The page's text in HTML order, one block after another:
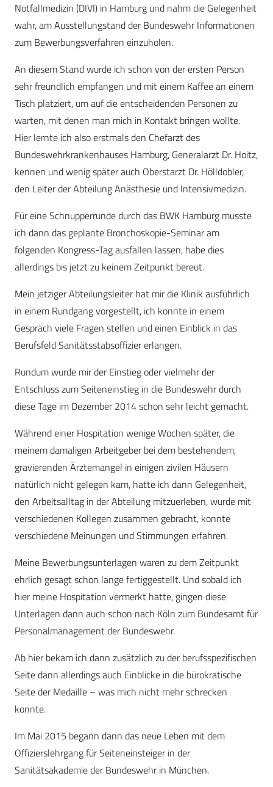
Notfallmedizin (DIVI) in Hamburg und nahm die Gelegenheit
wahr, am Ausstellungstand der Bundeswehr Informationen
zum Bewerbungsverfahren einzuholen.
An diesem Stand wurde ich schon von der ersten Person
sehr freundlich empfangen und mit einem Kaffee an einem
Tisch platziert, um auf die entscheidenden Personen zu
warten, mit denen man mich in Kontakt bringen wollte.
Hier lernte ich also erstmals den Chefarzt des
Bundeswehrkrankenhauses Hamburg, Generalarzt Dr. Hoitz,
kennen und wenig später auch Oberstarzt Dr. Hölldobler,
den Leiter der Abteilung Anästhesie und Intensivmedizin.
Für eine Schnupperrunde durch das BWK Hamburg musste
ich dann das geplante Bronchoskopie-Seminar am
folgenden Kongress-Tag ausfallen lassen, habe dies
allerdings bis jetzt zu keinem Zeitpunkt bereut.
Mein jetziger Abteilungsleiter hat mir die Klinik ausführlich
in einem Rundgang vorgestellt, ich konnte in einem
Gespräch viele Fragen stellen und einen Einblick in das
Berufsfeld Sanitätsstabsoffizier erlangen.
Rundum wurde mir der Einstieg oder vielmehr der
Entschluss zum Seiteneinstieg in die Bundeswehr durch
diese Tage im Dezember 2014 schon sehr leicht gemacht.
Während einer Hospitation wenige Wochen später, die
meinem damaligen Arbeitgeber bei dem bestehendem,
gravierenden Ärztemangel in einigen zivilen Häusern
natürlich nicht gelegen kam, hatte ich dann Gelegenheit,
den Arbeitsalltag in der Abteilung mitzuerleben, wurde mit
verschiedenen Kollegen zusammen gebracht, konnte
verschiedene Meinungen und Stimmungen erfahren.
Meine Bewerbungsunterlagen waren zu dem Zeitpunkt
ehrlich gesagt schon lange fertiggestellt. Und sobald ich
hier meine Hospitation vermerkt hatte, gingen diese
Unterlagen dann auch schon nach Köln zum Bundesamt für
Personalmanagement der Bundeswehr.
Ab hier bekam ich dann zusätzlich zu der berufsspezifischen
Seite dann allerdings auch Einblicke in die bürokratische
Seite der Medaille – was mich nicht mehr schrecken
konnte.
Im Mai 2015 begann dann das neue Leben mit dem
Offizierslehrgang für Seiteneinsteiger in der
Sanitätsakademie der Bundeswehr in München.